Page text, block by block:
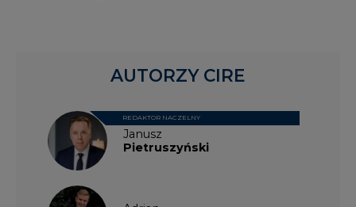
Janusz
Pietruszyński
REDAKTOR NACZELNY
AUTORZY CIRE